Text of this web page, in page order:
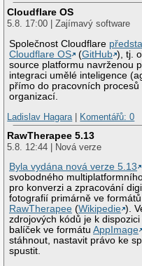
Cloudflare OS
5.8. 17:00 | Zajímavý software
Společnost Cloudflare
Cloudflare OS
(GitHub ), tj.
source platformu navrženou
integraci umělé inteligence
přímo do pracovních procesů
organizací.
Ladislav Hagara| Komentářů: 0
RawTherapee 5.13
5.8. 12:44 | Nová verze
Byla vydána nová verze 5.13
svobodného
pro konverzi a zpracování
fotografií primárně ve formátů
RawTherapee (Wikipedie ).
zdrojových kódů je k dispozici
balíček ve formátuAppImage
stáhnout, nastavit právo ke
spustit.